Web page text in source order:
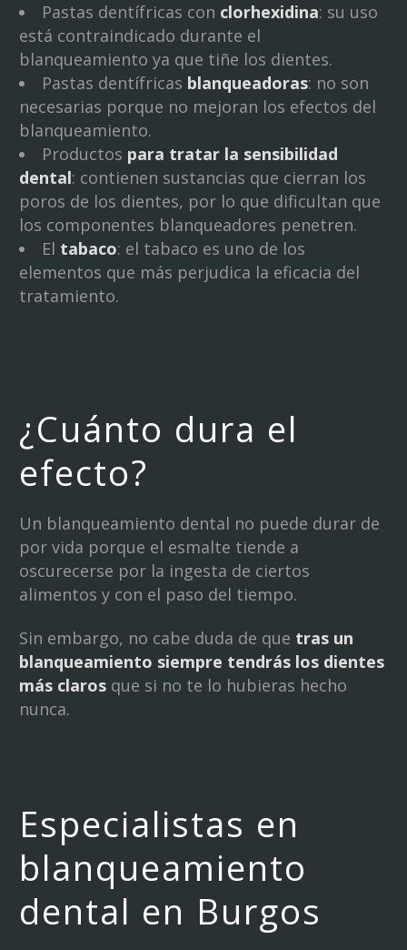
Pastas dentífricas con clorhexidina: su uso
está contraindicado durante el
blanqueamiento ya que tiñe los dientes.
Pastas dentífricas blanqueadoras: no son
necesarias porque no mejoran los efectos del
blanqueamiento.
Productos para tratar la sensibilidad
dental: contienen sustancias que cierran los
poros de los dientes, por lo que dificultan que
los componentes blanqueadores penetren.
El tabaco: el tabaco es uno de los
elementos que más perjudica la eficacia del
tratamiento.
¿Cuánto dura el
efecto?
Un blanqueamiento dental no puede durar de
por vida porque el esmalte tiende a
oscurecerse por la ingesta de ciertos
alimentos y con el paso del tiempo.
Sin embargo, no cabe duda de que tras un
blanqueamiento siempre tendrás los dientes
más clarosque si no te lo hubieras hecho
nunca.
Especialistas en
blanqueamiento
dental en Burgos